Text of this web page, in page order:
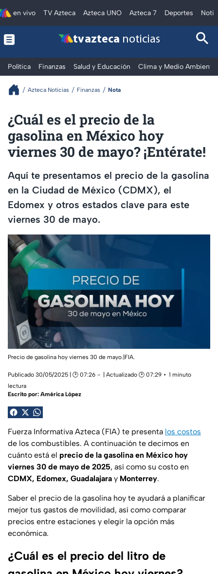
en vivo TV Azteca Azteca UNO Azteca 7 Deportes
tv azteca noticias
Política Finanzas Salud y Educación Clima y Medio Ambiente
Azteca Noticias Finanzas Nota
¿Cuál es el precio de la
gasolina en México hoy
viernes 30 de mayo? ¡Entérate!
Aquí te presentamos el precio de la gasolina
en la Ciudad de México (CDMX), el
Edomex y otros estados clave para este
viernes 30 de mayo.
Precio de gasolina hoy viernes 30 de mayo.|FIA.
Publicado 30/05/2025 | 🕑 07:26 | Actualizado 🕑 07:29
1 minuto
lectura
Escrito por: América López
Fuerza Informativa Azteca (FIA) te presenta los costos
de los combustibles. A continuación te decimos en
cuánto está el precio de la gasolina en México hoy
viernes 30 de mayo de 2025, así como su costo en
CDMX, Edomex, Guadalajara y Monterrey.
Saber el precio de la gasolina hoy te ayudará a planificar
mejor tus gastos de movilidad, así como comparar
precios entre estaciones y elegir la opción más
económica.
¿Cuál es el precio del litro de